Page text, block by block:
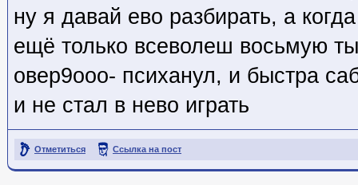
ну я давай ево разбирать, а
ещё только всеволеш восьмую
овер9ооо- психанул, и быстра
и не стал в нево играть
Отметиться Ссылка на пост